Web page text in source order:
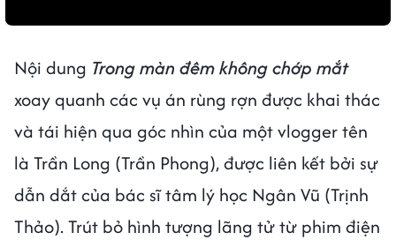
Nội dung Trong màn đêm không chớp mắt
xoay quanh các vụ án rùng rợn được khai thác
và tái hiện qua góc nhìn của một vlogger tên
là Trần Long (Trần Phong), được liên kết bởi sự
dẫn dắt của bác sĩ tâm lý học Ngân Vũ (Trịnh
Thảo). Trút bỏ hình tượng lãng tử từ phim điện